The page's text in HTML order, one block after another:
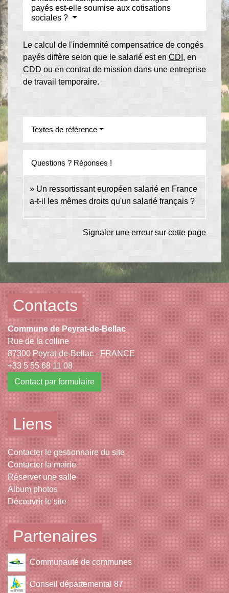
payés est-elle soumise aux cotisations
sociales ?
Le calcul de l'indemnité compensatrice de congés
payés diffère selon que le salarié est en CDI , en
CDD ou en contrat de mission dans une entreprise
de travail temporaire.
Textes de référence
Questions ? Réponses !
Un ressortissant européen salarié en France
a-t-il les mêmes droits qu'un salarié français ?
Signaler une erreur sur cette page
Contacts
Commune de Peyrat-de-Bellac
Rue de la colline
87300 Peyrat-de-Bellac - FRANCE
+33 5 55 68 11 08
Contact par formulaire
Liens
Contacter le gestionnaire du site
Contacter la mairie
Réserver une salle
Album photos
Découvrir le site
Partenaires
Communauté de communes
Conseil départemental 87